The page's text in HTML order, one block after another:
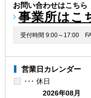
お問い合わせはこちら
事業所はこ
受付時間 9:00～17:00
営業日カレンダー
･･･ 休日
2026年08月